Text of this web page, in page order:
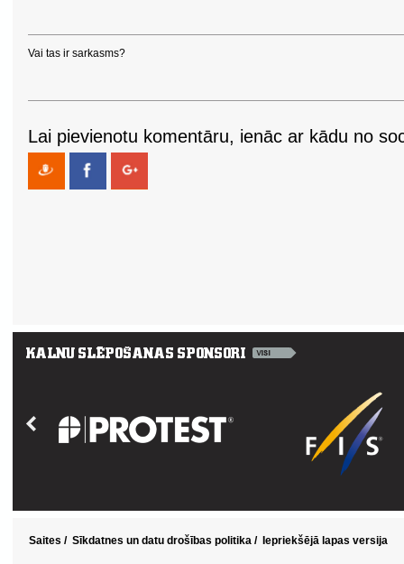
Vai tas ir sarkasms?
Lai pievienotu komentāru, ienāc ar kādu no
Saites / Sīkdatnes un datu drošības politika / Iepriekšējā lapas versija